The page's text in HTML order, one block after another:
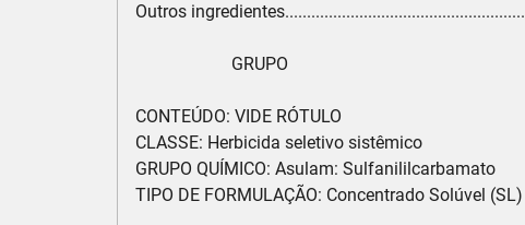
Outros
GRUPO
CONTEÚDO: VIDE RÓTULO
CLASSE: Herbicida seletivo sistêmico
GRUPO QUÍMICO: Asulam: Sulfanililcarbamato
TIPO DE FORMULAÇÃO: Concentrado Solúvel (SL)